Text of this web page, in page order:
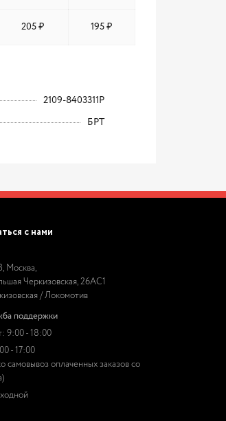
205 ₽ 195 ₽
2109-8403311Р
БРТ
с нами
Москва,
Черкизовская, 26АС1
/ Локомотив
поддержки
9:00 - 18:00
- 17:00
самовывоз оплаченных заказов со